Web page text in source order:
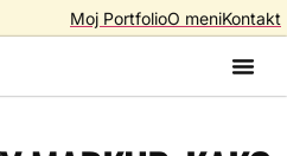
Moj PortfolioO meniKontakt